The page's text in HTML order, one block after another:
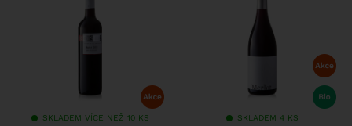
SKLADEM VÍCE NEŽ 10 KS SKLADEM 4 KS